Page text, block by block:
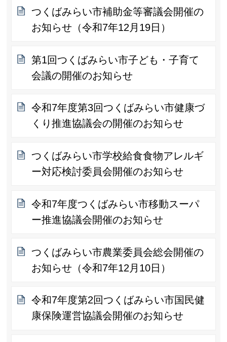
つくばみらい市補助金等審議会開催の
お知らせ（令和7年12月19日）
第1回つくばみらい市子ども・子育て
会議の開催のお知らせ
令和7年度第3回つくばみらい市健康づ
くり推進協議会の開催のお知らせ
つくばみらい市学校給食食物アレルギ
ー対応検討委員会開催のお知らせ
令和7年度つくばみらい市移動スーパ
ー推進協議会開催のお知らせ
つくばみらい市農業委員会総会開催の
お知らせ（令和7年12月10日）
令和7年度第2回つくばみらい市国民健
康保険運営協議会開催のお知らせ